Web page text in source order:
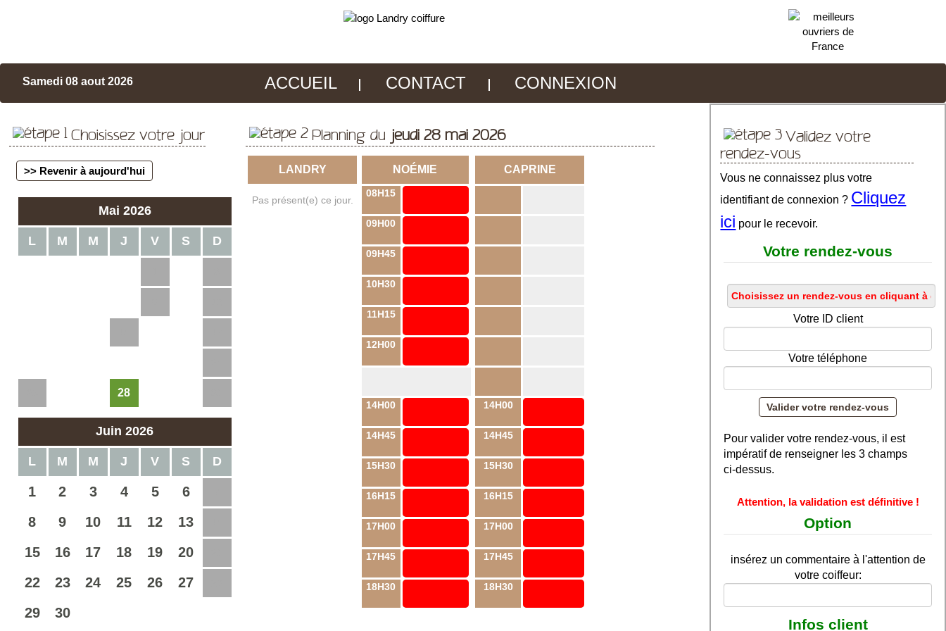
Samedi 08 aout 2026 ACCUEIL CONTACT CONNEXION
Choisissez votre jour
>> Revenir à aujourd'hui
Mai 2026
L M M J V S D
28
Juin 2026
L M M J V S D
1 2 3 4 5 6
8 9 10 11 12 13
15 16 17 18 19 20
22 23 24 25 26 27
29 30
Planning du jeudi 28 mai 2026
LANDRY
Pas présent(e) ce jour.
NOÉMIE
08H15
09H00
09H45
10H30
11H15
12H00
14H00
14H45
15H30
16H15
17H00
17H45
18H30
CAPRINE
14H00
14H45
15H30
16H15
17H00
17H45
18H30
Validez votre
rendez-vous
Vous ne connaissez plus votre
identifiant de connexion ? Cliquez
ici pour le recevoir.
Votre rendez-vous
Votre ID client
Votre téléphone
Pour valider votre rendez-vous, il est
impératif de renseigner les 3 champs
ci-dessus.
Attention, la validation est définitive !
Option
insérez un commentaire à l'attention de
votre coiffeur:
Infos client